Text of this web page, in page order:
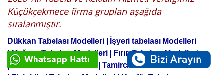
Küçükçekmece firma grupları aşağıda
sıralanmıştır.
Dükkan Tabelası Modelleri |
İşyeri tabelası Modelleri
|Mağaza Tabelası Modelleri |
Fırın Tabelası Modelleri
|AVM Tabelası Modelleri | Tamirci Tabelası Modelleri